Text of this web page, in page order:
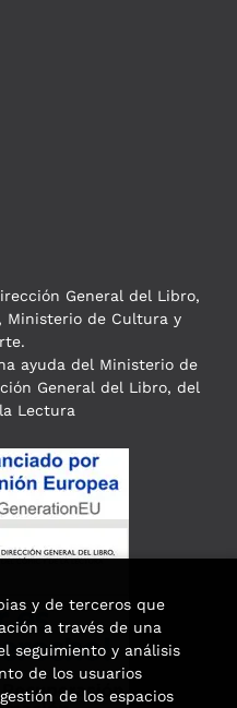
General del Libro,
Ministerio de Cultura y
ayuda del Ministerio de
General del Libro, del
Lectura
y de terceros que
a través de una
seguimiento y análisis
de los usuarios
de los espacios